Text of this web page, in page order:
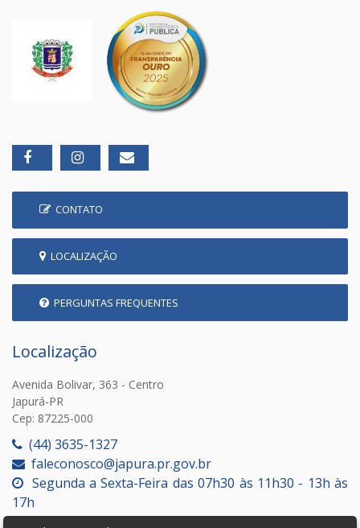
CONTATO
LOCALIZAÇÃO
PERGUNTAS FREQUENTES
Localização
Avenida Bolivar, 363 - Centro
Japurá-PR
Cep: 87225-000
(44) 3635-1327
faleconosco@japura.pr.gov.br
Segunda a Sexta-Feira das 07h30 às 11h30 - 13h às
17h